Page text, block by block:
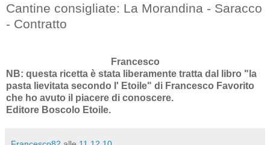
Cantine consigliate: La Morandina - Saracco
- Contratto
Francesco
NB: questa ricetta è stata liberamente tratta dal libro "la
pasta lievitata secondo l' Etoile" di Francesco Favorito
che ho avuto il piacere di conoscere.
Editore Boscolo Etoile.